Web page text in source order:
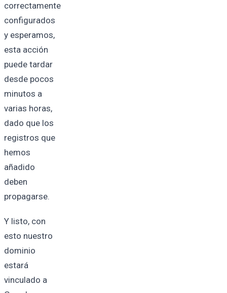
correctamente
configurados
y esperamos,
esta acción
puede tardar
desde pocos
minutos a
varias horas,
dado que los
registros que
hemos
añadido
deben
propagarse.
Y listo, con
esto nuestro
dominio
estará
vinculado a